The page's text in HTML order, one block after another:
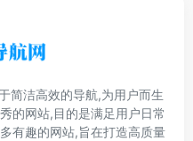
简洁高效的导航,为用户而生
的网站,目的是满足用户日常
有趣的网站,旨在打造高质量